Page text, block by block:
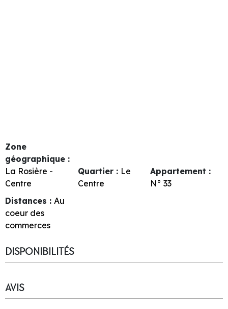
Zone
géographique :
La Rosière -
Centre
Quartier : Le
Centre
Appartement :
N° 33
Distances : Au
coeur des
commerces
DISPONIBILITÉS
AVIS